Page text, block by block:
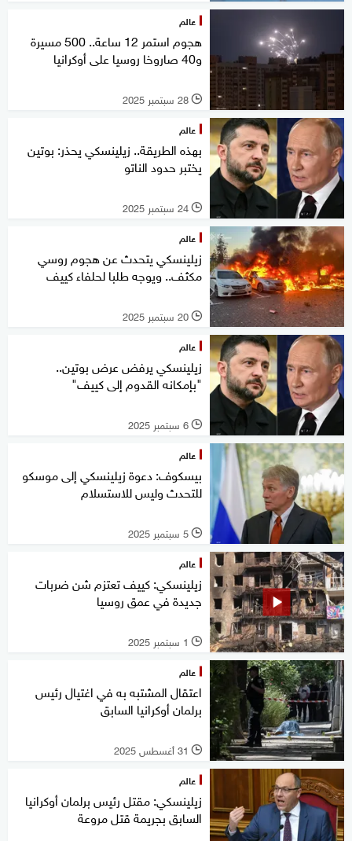
عالم
هجوم استمر 12 ساعة.. 500 مسيرة
و40 صاروخا روسيا على أوكرانيا
l 28 سبتمبر 2025
عالم
بهذه الطريقة.. زيلينسكي يحذر: بوتين
يختبر حدود الناتو
l 24 سبتمبر 2025
عالم
زيلينسكي يتحدث عن هجوم روسي
مكثف.. ويوجه طلبا لحلفاء كييف
l 20 سبتمبر 2025
عالم
زيلينسكي يرفض عرض بوتين..
"بإمكانه القدوم إلى كييف"
l 6 سبتمبر 2025
عالم
بيسكوف: دعوة زيلينسكي إلى موسكو
للتحدث وليس للاستسلام
l 5 سبتمبر 2025
عالم
زيلينسكي: كييف تعتزم شن ضربات
جديدة في عمق روسيا
l 1 سبتمبر 2025
عالم
اعتقال المشتبه به في اغتيال رئيس
برلمان أوكرانيا السابق
l 31 أغسطس 2025
عالم
زيلينسكي: مقتل رئيس برلمان أوكرانيا
السابق بجريمة قتل مروعة